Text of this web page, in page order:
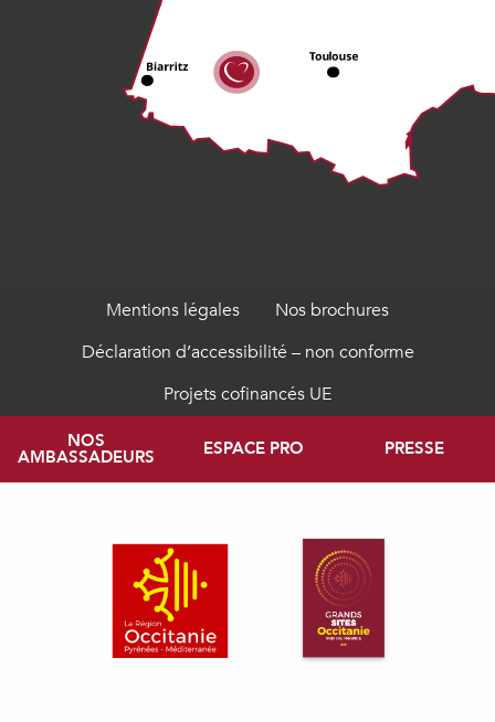
Mentions légales
Nos brochures
Déclaration d’accessibilité – non conforme
Projets cofinancés UE
NOS
AMBASSADEURS ESPACE PRO PRESSE